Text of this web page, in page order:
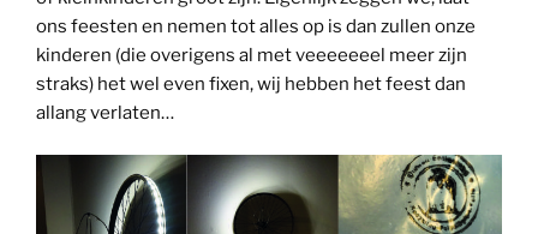
ons feesten en nemen tot alles op is dan zullen onze
kinderen (die overigens al met veeeeeeel meer zijn
straks) het wel even fixen, wij hebben het feest dan
allang verlaten…